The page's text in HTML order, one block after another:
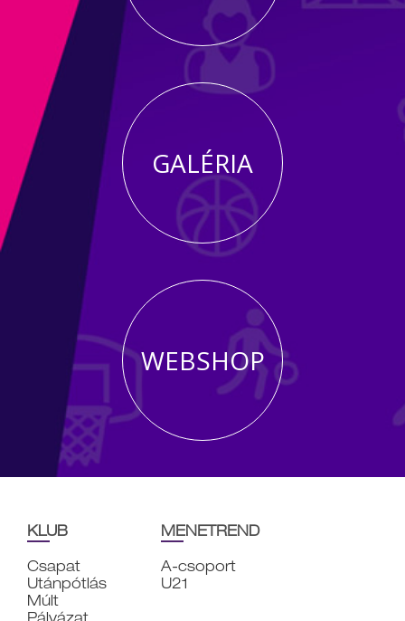
GALÉRIA
WEBSHOP
KLUB
Csapat
Utánpótlás
Múlt
MENETREND
A-csoport
U21